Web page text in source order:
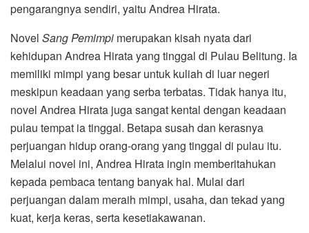
pengarangnya sendiri, yaitu Andrea Hirata.
Novel Sang Pemimpi merupakan kisah nyata dari
kehidupan Andrea Hirata yang tinggal di Pulau Belitung. Ia
memiliki mimpi yang besar untuk kuliah di luar negeri
meskipun keadaan yang serba terbatas. Tidak hanya itu,
novel Andrea Hirata juga sangat kental dengan keadaan
pulau tempat ia tinggal. Betapa susah dan kerasnya
perjuangan hidup orang-orang yang tinggal di pulau itu.
Melalui novel ini, Andrea Hirata ingin memberitahukan
kepada pembaca tentang banyak hal. Mulai dari
perjuangan dalam meraih mimpi, usaha, dan tekad yang
kuat, kerja keras, serta kesetiakawanan.